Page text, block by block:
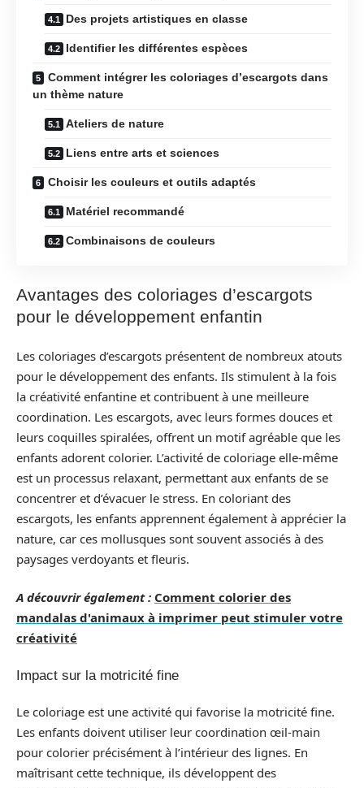
Des projets artistiques en classe
Identifier les différentes espèces
Comment intégrer les coloriages d’escargots dans
un thème nature
Ateliers de nature
Liens entre arts et sciences
Choisir les couleurs et outils adaptés
Matériel recommandé
Combinaisons de couleurs
Avantages des coloriages d’escargots
pour le développement enfantin
Les coloriages d’escargots présentent de nombreux atouts
pour le développement des enfants. Ils stimulent à la fois
la créativité enfantine et contribuent à une meilleure
coordination. Les escargots, avec leurs formes douces et
leurs coquilles spiralées, offrent un motif agréable que les
enfants adorent colorier. L’activité de coloriage elle-même
est un processus relaxant, permettant aux enfants de se
concentrer et d’évacuer le stress. En coloriant des
escargots, les enfants apprennent également à apprécier la
nature, car ces mollusques sont souvent associés à des
paysages verdoyants et fleuris.
A découvrir également : Comment colorier des
mandalas d'animaux à imprimer peut stimuler votre
créativité
Impact sur la motricité fine
Le coloriage est une activité qui favorise la motricité fine.
Les enfants doivent utiliser leur coordination œil-main
pour colorier précisément à l’intérieur des lignes. En
maîtrisant cette technique, ils développent des